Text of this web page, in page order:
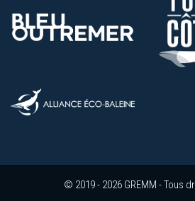
© 2019 - 2026 GREMM - Tous